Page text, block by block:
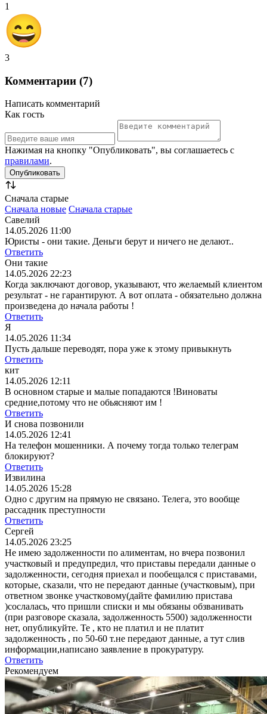
1
3
Комментарии (7)
Написать комментарий
Как гость
Нажимая на кнопку "Опубликовать", вы соглашаетесь с
правилами.
Сначала старые
Сначала новые Сначала старые
Савелий
14.05.2026 11:00
Юристы - они такие. Деньги берут и ничего не делают..
Ответить
Они такие
14.05.2026 22:23
Когда заключают договор, указывают, что желаемый клиентом
результат - не гарантируют. А вот оплата - обязательно должна
произведена до начала работы !
Ответить
Я
14.05.2026 11:34
Пусть дальше переводят, пора уже к этому привыкнуть
Ответить
кит
14.05.2026 12:11
В основном старые и малые попадаются !Виноваты
средние,потому что не обьясняют им !
Ответить
И снова позвонили
14.05.2026 12:41
На телефон мошенники. А почему тогда только телеграм
блокируют?
Ответить
Извилина
14.05.2026 15:28
Одно с другим на прямую не связано. Телега, это вообще
рассадник преступности
Ответить
Сергей
14.05.2026 23:25
Не имею задолженности по алиментам, но вчера позвонил
участковый и предупредил, что приставы передали данные о
задолженности, сегодня приехал и пообещался с приставами,
которые, сказали, что не передают данные (участковым), при
ответном звонке участковому(дайте фамилию пристава
)сослалась, что пришли списки и мы обязаны обзванивать
(при разговоре сказала, задолженность 5500) задолженности
нет, опубликуйте. Те , кто не платил и не платит
задолженность , по 50-60 т.не передают данные, а тут слив
информации,написано заявление в прокуратуру.
Ответить
Рекомендуем